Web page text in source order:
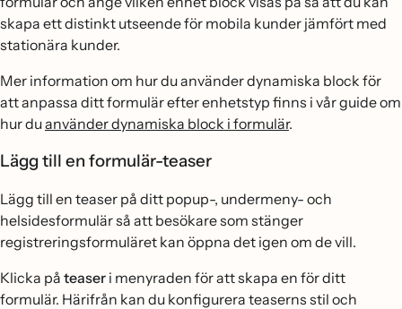
skapa ett distinkt utseende för mobila kunder jämfört med
stationära kunder.
Mer information om hur du använder dynamiska block för
att anpassa ditt formulär efter enhetstyp finns i vår guide om
hur duanvänder dynamiska block i formulär.
Lägg till en formulär-teaser
Lägg till en teaser på ditt popup-, undermeny- och
helsidesformulär så att besökare som stänger
registreringsformuläret kan öppna det igen om de vill.
Klicka på teaser i menyraden för att skapa en för ditt
formulär. Härifrån kan du konfigurera teaserns stil och